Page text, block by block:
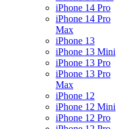
iPhone 14 Pro
iPhone 14 Pro
Max
iPhone 13
iPhone 13 Mini
iPhone 13 Pro
iPhone 13 Pro
Max
iPhone 12
iPhone 12 Mini
iPhone 12 Pro